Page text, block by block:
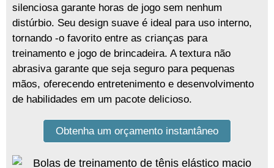
silenciosa garante horas de jogo sem nenhum
distúrbio. Seu design suave é ideal para uso interno,
tornando -o favorito entre as crianças para
treinamento e jogo de brincadeira. A textura não
abrasiva garante que seja seguro para pequenas
mãos, oferecendo entretenimento e desenvolvimento
de habilidades em um pacote delicioso.
Obtenha um orçamento instantâneo